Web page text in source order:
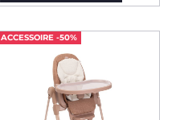
ACCESSOIRE -50%